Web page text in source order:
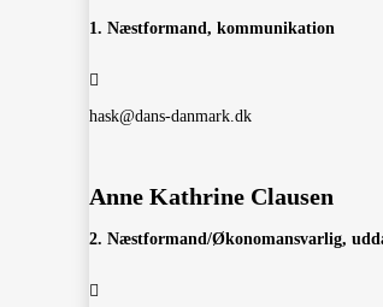
1. Næstformand, kommunikation
hask@dans-danmark.dk
Anne Kathrine Clausen
2. Næstformand/Økonomansvarlig,